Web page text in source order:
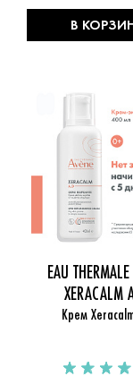
В
EAU
XERACALM
Крем